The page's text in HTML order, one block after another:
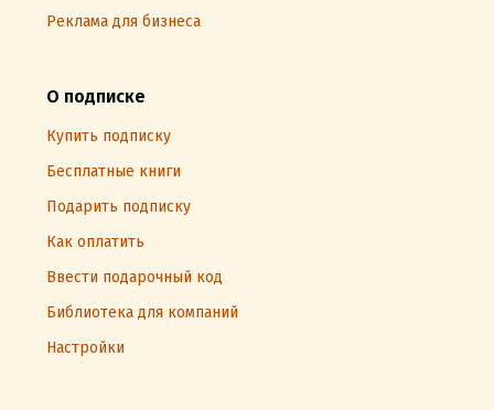
Реклама для бизнеса
О подписке
Купить подписку
Бесплатные книги
Подарить подписку
Как оплатить
Ввести подарочный код
Библиотека для компаний
Настройки